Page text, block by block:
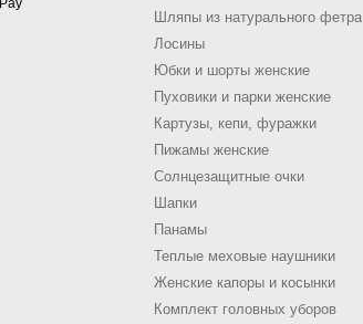
Шляпы из натурального фетра
Лосины
Юбки и шорты женские
Пуховики и парки женские
Картузы, кепи, фуражки
Пижамы женские
Солнцезащитные очки
Шапки
Панамы
Теплые меховые наушники
Женские капоры и косынки
Комплект головных уборов